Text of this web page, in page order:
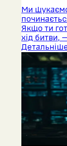
Ми
Якщо ти
хід битви,